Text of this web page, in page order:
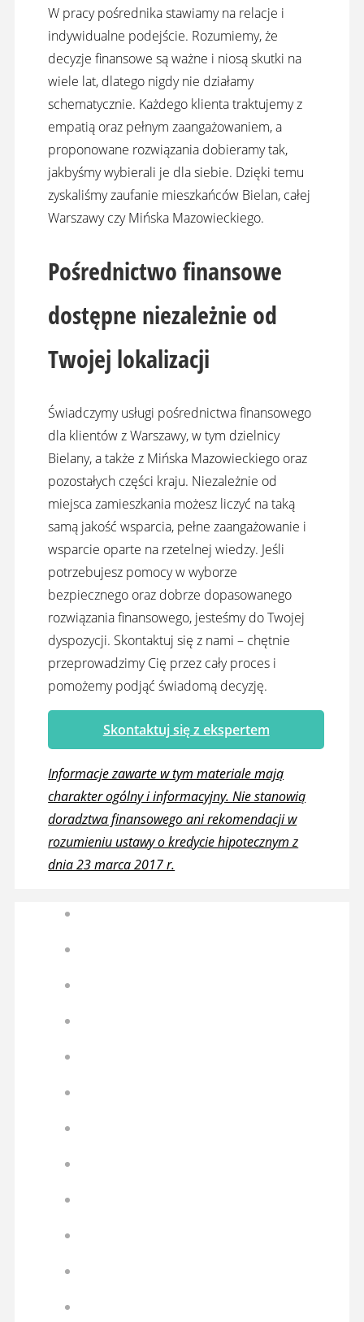
W pracy pośrednika stawiamy na relacje i
indywidualne podejście. Rozumiemy, że
decyzje finansowe są ważne i niosą skutki na
wiele lat, dlatego nigdy nie działamy
schematycznie. Każdego klienta traktujemy z
empatią oraz pełnym zaangażowaniem, a
proponowane rozwiązania dobieramy tak,
jakbyśmy wybierali je dla siebie. Dzięki temu
zyskaliśmy zaufanie mieszkańców Bielan, całej
Warszawy czy Mińska Mazowieckiego.
Pośrednictwo finansowe
dostępne niezależnie od
Twojej lokalizacji
Świadczymy usługi pośrednictwa finansowego
dla klientów z Warszawy, w tym dzielnicy
Bielany, a także z Mińska Mazowieckiego oraz
pozostałych części kraju. Niezależnie od
miejsca zamieszkania możesz liczyć na taką
samą jakość wsparcia, pełne zaangażowanie i
wsparcie oparte na rzetelnej wiedzy. Jeśli
potrzebujesz pomocy w wyborze
bezpiecznego oraz dobrze dopasowanego
rozwiązania finansowego, jesteśmy do Twojej
dyspozycji. Skontaktuj się z nami – chętnie
przeprowadzimy Cię przez cały proces i
pomożemy podjąć świadomą decyzję.
Skontaktuj się z ekspertem
Informacje zawarte w tym materiale mają
charakter ogólny i informacyjny. Nie stanowią
doradztwa finansowego ani rekomendacji w
rozumieniu ustawy o kredycie hipotecznym z
dnia 23 marca 2017 r.